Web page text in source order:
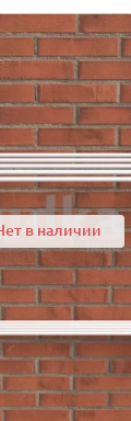
в наличии